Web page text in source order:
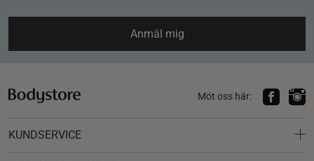
Anmäl mig
Möt oss här:
KUNDSERVICE